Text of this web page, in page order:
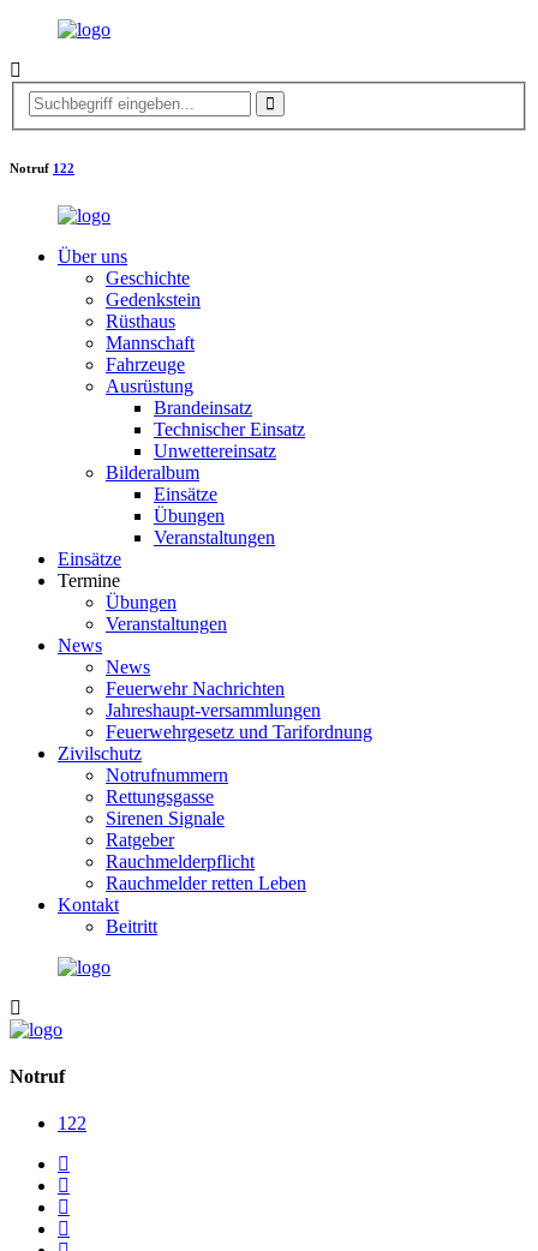
Notruf 122
Über uns
Geschichte
Gedenkstein
Rüsthaus
Mannschaft
Fahrzeuge
Ausrüstung
Brandeinsatz
Technischer Einsatz
Unwettereinsatz
Bilderalbum
Einsätze
Übungen
Veranstaltungen
Einsätze
Termine
Übungen
Veranstaltungen
News
News
Feuerwehr Nachrichten
Jahreshaupt-versammlungen
Feuerwehrgesetz und Tarifordnung
Zivilschutz
Notrufnummern
Rettungsgasse
Sirenen Signale
Ratgeber
Rauchmelderpflicht
Rauchmelder retten Leben
Kontakt
Beitritt
Notruf
122